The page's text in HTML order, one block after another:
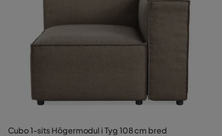
Cubo 1-sits Högermodul i Tyg 108 cm bred